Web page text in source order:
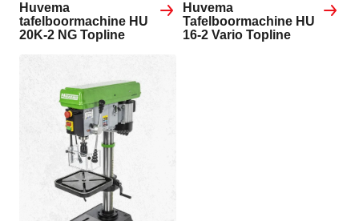
Huvema
tafelboormachine HU
20K-2 NG Topline
Huvema
Tafelboormachine HU
16-2 Vario Topline